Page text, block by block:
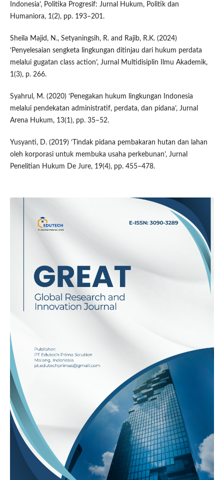
Indonesia’, Politika Progresif: Jurnal Hukum, Politik dan
Humaniora, 1(2), pp. 193–201.
Sheila Majid, N., Setyaningsih, R. and Rajib, R.K. (2024)
‘Penyelesaian sengketa lingkungan ditinjau dari hukum perdata
melalui gugatan class action’, Jurnal Multidisiplin Ilmu Akademik,
1(3), p. 266.
Syahrul, M. (2020) ‘Penegakan hukum lingkungan Indonesia
melalui pendekatan administratif, perdata, dan pidana’, Jurnal
Arena Hukum, 13(1), pp. 35–52.
Yusyanti, D. (2019) ‘Tindak pidana pembakaran hutan dan lahan
oleh korporasi untuk membuka usaha perkebunan’, Jurnal
Penelitian Hukum De Jure, 19(4), pp. 455–478.